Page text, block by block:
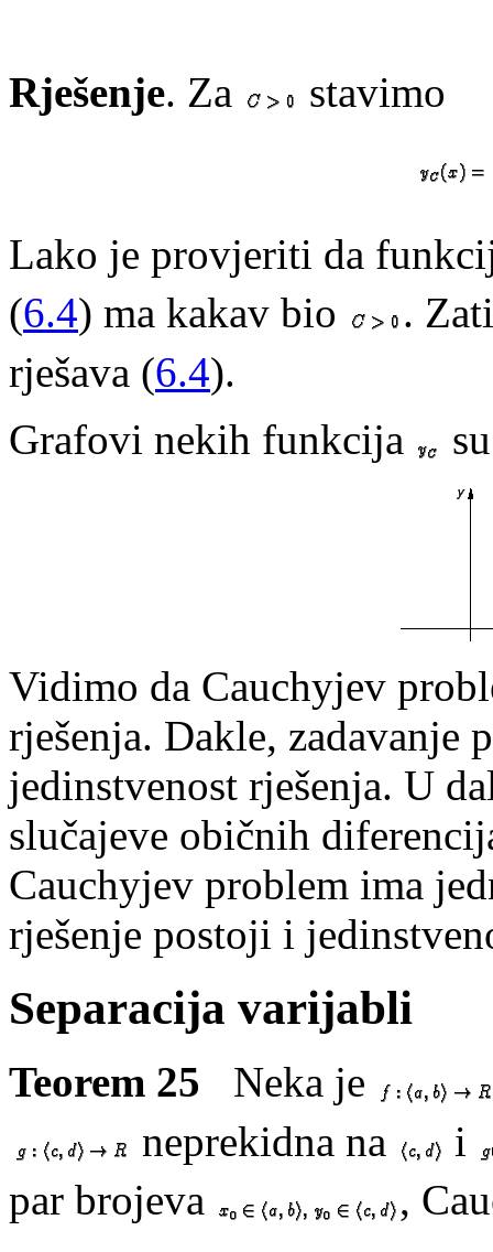
Rješenje. Za stavimo
Lako je provjeriti da
(6.4) ma kakav bio
.
rješava (6.4).
Grafovi nekih funkcija
Vidimo da Cauchyjev
rješenja. Dakle, zadavanje
jedinstvenost rješenja. U
slučajeve običnih
Cauchyjev problem ima
rješenje postoji i
Separacija varijabli
Teorem 25 Neka je
neprekidna na
i
par brojeva
,